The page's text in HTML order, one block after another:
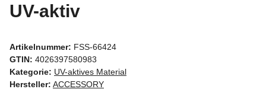
UV-aktiv
Artikelnummer: FSS-66424
GTIN: 4026397580983
Kategorie: UV-aktives Material
Hersteller: ACCESSORY